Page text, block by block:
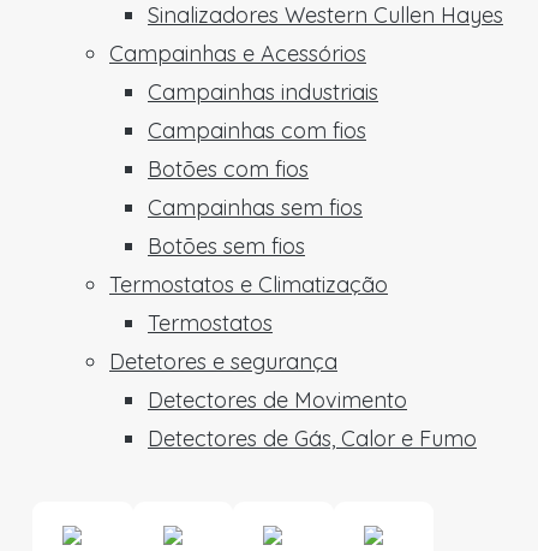
Sinalizadores Western Cullen Hayes
Campainhas e Acessórios
Campainhas industriais
Campainhas com fios
Botões com fios
Campainhas sem fios
Botões sem fios
Termostatos e Climatização
Termostatos
Detetores e segurança
Detectores de Movimento
Detectores de Gás, Calor e Fumo